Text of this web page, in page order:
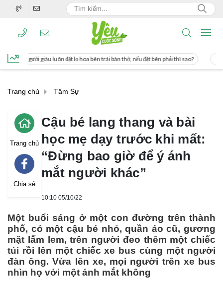
lọ hoa bên trái bàn thờ, nếu đặt bên phải thì sao? Cách uống nước mía
Trang chủ Tâm Sự
Trang chủ
Chia sẻ
Cậu bé lang thang và bài
học mẹ dạy trước khi mất:
“Đừng bao giờ để ý ánh
mắt người khác”
10:10 05/10/22
Một buổi sáng ở một con đường trên thành
phố, có một cậu bé nhỏ, quần áo cũ, gương
mặt lấm lem, trên người đeo thêm một chiếc
túi rồi lên một chiếc xe bus cùng một người
đàn ông. Vừa lên xe, mọi người trên xe bus
nhìn họ với một ánh mắt không